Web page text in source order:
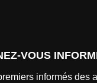
VOUS
informés des